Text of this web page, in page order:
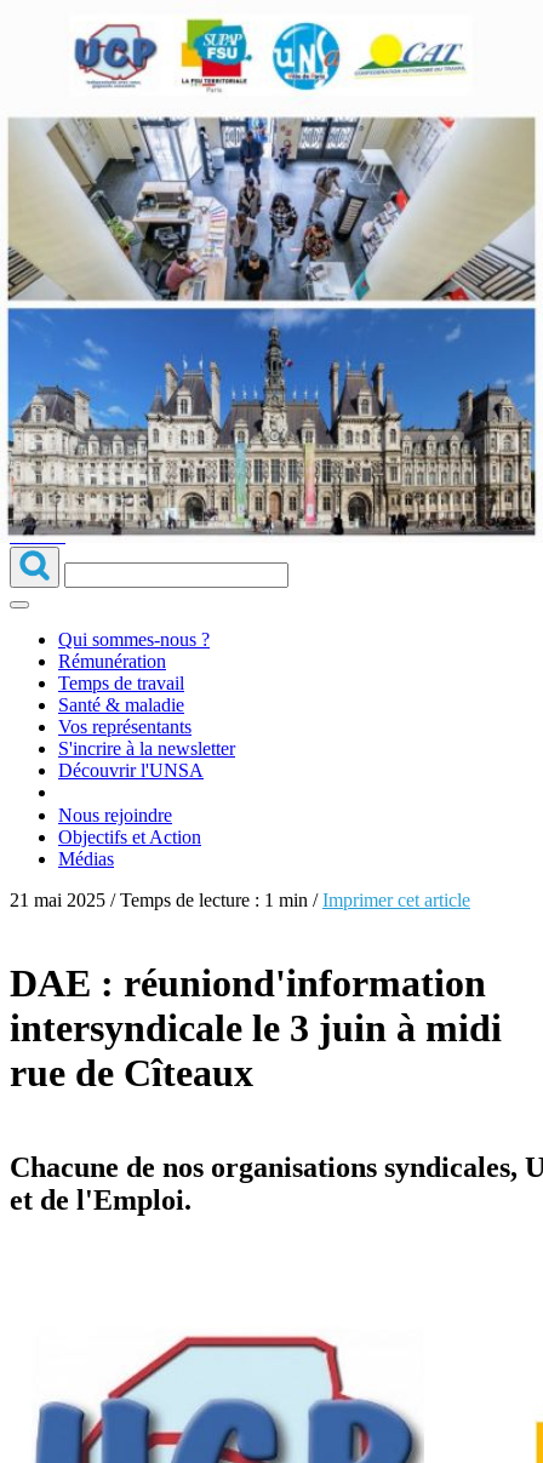
Qui sommes-
nous ?
S'inscrire à la
newsletter
Découvrir
l'UNSA
Rémunération
|
Temps de travail
Santé & maladie
Vos représentants
Nous rejoindre
Objectifs et Action
Médias
Qui sommes-nous ?
Rémunération
Temps de travail
Santé & maladie
Vos représentants
S'incrire à la newsletter
Découvrir l'UNSA
Nous rejoindre
Objectifs et Action
Médias
21 mai 2025 / Temps de lecture : 1 min /Imprimer cet article
DAE : réuniond'information
intersyndicale le 3 juin à midi
rue de Cîteaux
Chacune de nos organisations
et de l'Emploi.